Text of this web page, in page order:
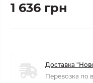
1 636 грн
Доставка
Перевозка по